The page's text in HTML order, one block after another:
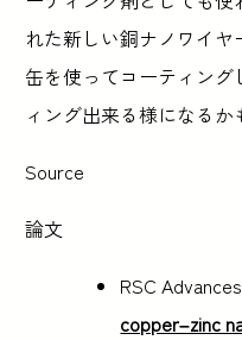
れた新しい銅ナノワイ
缶を使ってコーティン
ィング出来る様になるか
Source
論文
RSC
copper–zinc